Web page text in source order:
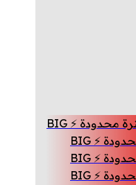
BIG SALE – خصم 25% لفترة محدودة ⚡ BIG
SALE – خصم 25% لفترة محدودة ⚡ BIG
SALE – خصم 25% لفترة محدودة ⚡ BIG
SALE – خصم 25% لفترة محدودة ⚡ BIG